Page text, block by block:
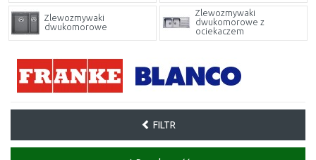
Zlewozmywaki
dwukomorowe
Zlewozmywaki
dwukomorowe z
ociekaczem
FILTR